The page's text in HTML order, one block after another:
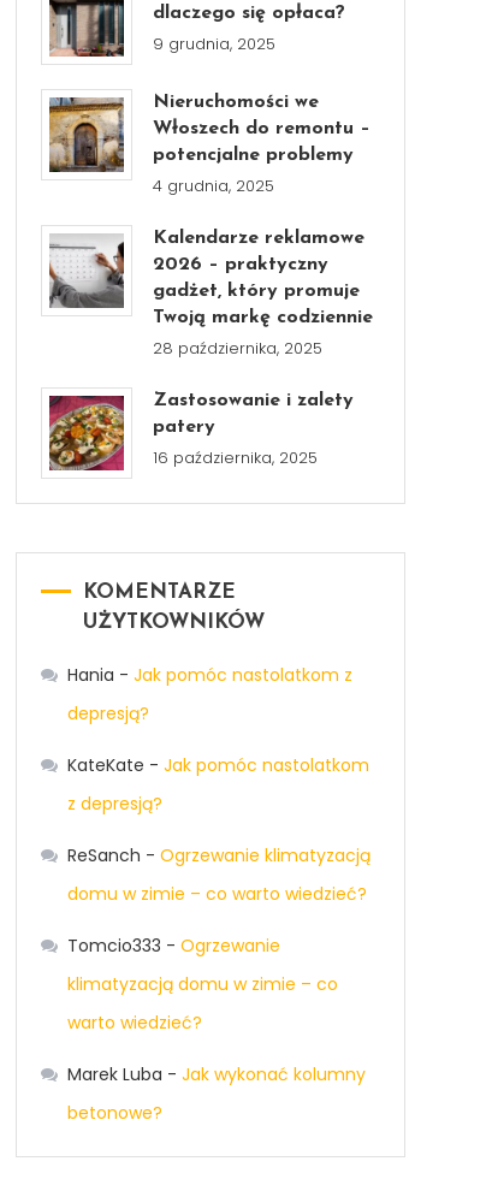
dlaczego się opłaca?
9 grudnia, 2025
Nieruchomości we
Włoszech do remontu –
potencjalne problemy
4 grudnia, 2025
Kalendarze reklamowe
2026 – praktyczny
gadżet, który promuje
Twoją markę codziennie
28 października, 2025
Zastosowanie i zalety
patery
16 października, 2025
KOMENTARZE
UŻYTKOWNIKÓW
Hania - Jak pomóc nastolatkom z
depresją?
KateKate - Jak pomóc nastolatkom
z depresją?
ReSanch - Ogrzewanie klimatyzacją
domu w zimie – co warto wiedzieć?
Tomcio333 - Ogrzewanie
klimatyzacją domu w zimie – co
warto wiedzieć?
Marek Luba - Jak wykonać kolumny
betonowe?